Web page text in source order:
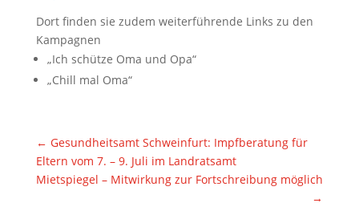
Dort finden sie zudem weiterführende Links zu den
Kampagnen
„Ich schütze Oma und Opa“
„Chill mal Oma“
← Gesundheitsamt Schweinfurt: Impfberatung für
Eltern vom 7. – 9. Juli im Landratsamt
Mietspiegel – Mitwirkung zur Fortschreibung möglich
→